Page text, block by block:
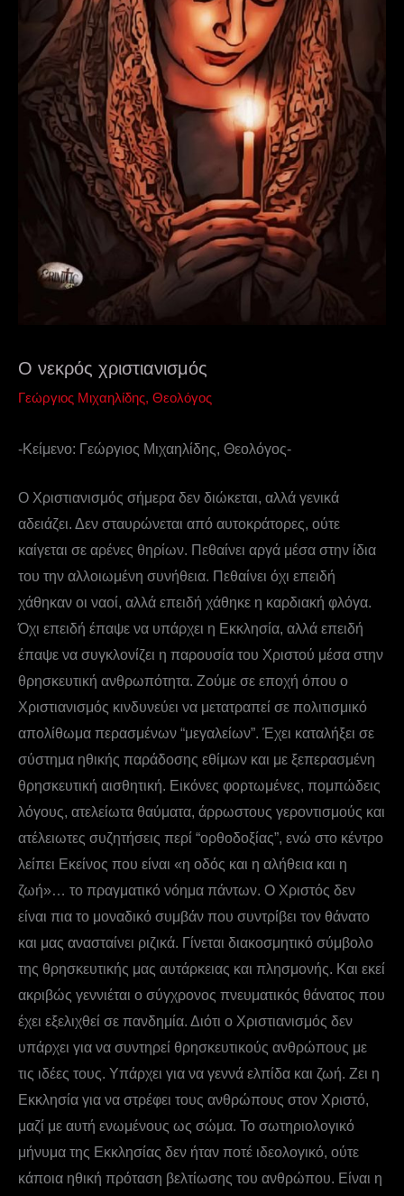
Ο νεκρός χριστιανισμός
Γεώργιος Μιχαηλίδης, Θεολόγος
-Κείμενο: Γεώργιος Μιχαηλίδης, Θεολόγος-
Ο Χριστιανισμός σήμερα δεν διώκεται, αλλά γενικά
αδειάζει. Δεν σταυρώνεται από αυτοκράτορες, ούτε
καίγεται σε αρένες θηρίων. Πεθαίνει αργά μέσα στην ίδια
του την αλλοιωμένη συνήθεια. Πεθαίνει όχι επειδή
χάθηκαν οι ναοί, αλλά επειδή χάθηκε η καρδιακή φλόγα.
Όχι επειδή έπαψε να υπάρχει η Εκκλησία, αλλά επειδή
έπαψε να συγκλονίζει η παρουσία του Χριστού μέσα στην
θρησκευτική ανθρωπότητα. Ζούμε σε εποχή όπου ο
Χριστιανισμός κινδυνεύει να μετατραπεί σε πολιτισμικό
απολίθωμα περασμένων “μεγαλείων”. Έχει καταλήξει σε
σύστημα ηθικής παράδοσης εθίμων και με ξεπερασμένη
θρησκευτική αισθητική. Εικόνες φορτωμένες, πομπώδεις
λόγους, ατελείωτα θαύματα, άρρωστους γεροντισμούς και
ατέλειωτες συζητήσεις περί “ορθοδοξίας”, ενώ στο κέντρο
λείπει Εκείνος που είναι «η οδός και η αλήθεια και η
ζωή»… το πραγματικό νόημα πάντων. Ο Χριστός δεν
είναι πια το μοναδικό συμβάν που συντρίβει τον θάνατο
και μας ανασταίνει ριζικά. Γίνεται διακοσμητικό σύμβολο
της θρησκευτικής μας αυτάρκειας και πλησμονής. Και εκεί
ακριβώς γεννιέται ο σύγχρονος πνευματικός θάνατος που
έχει εξελιχθεί σε πανδημία. Διότι ο Χριστιανισμός δεν
υπάρχει για να συντηρεί θρησκευτικούς ανθρώπους με
τις ιδέες τους. Υπάρχει για να γεννά ελπίδα και ζωή. Ζει η
Εκκλησία για να στρέφει τους ανθρώπους στον Χριστό,
μαζί με αυτή ενωμένους ως σώμα. Το σωτηριολογικό
μήνυμα της Εκκλησίας δεν ήταν ποτέ ιδεολογικό, ούτε
κάποια ηθική πρόταση βελτίωσης του ανθρώπου. Είναι η